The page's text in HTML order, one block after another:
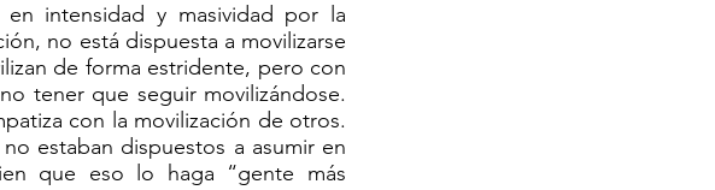
intensidad y masividad por la
no está dispuesta a movilizarse
de forma estridente, pero con
tener que seguir movilizándose.
con la movilización de otros.
estaban dispuestos a asumir en
que eso lo haga “gente más